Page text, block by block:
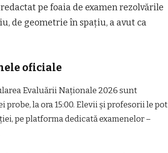
pe foaia de examen rezolvările
de geometrie în spațiu, a avut ca
oficiale
Evaluării Naționale 2026 sunt
la ora 15:00. Elevii și profesorii le pot
pe platforma dedicată examenelor –